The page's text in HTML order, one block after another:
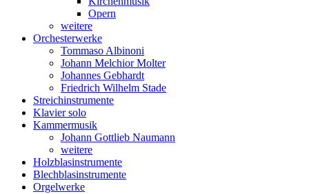
Opern
weitere
Orchesterwerke
Tommaso Albinoni
Johann Melchior Molter
Johannes Gebhardt
Friedrich Wilhelm Stade
Streichinstrumente
Klavier solo
Kammermusik
Johann Gottlieb Naumann
weitere
Holzblasinstrumente
Blechblasinstrumente
Orgelwerke